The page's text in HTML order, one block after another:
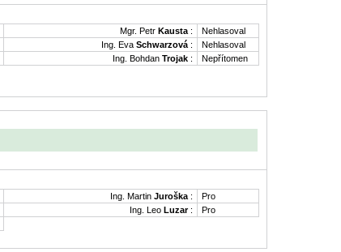
Mgr. Petr Kausta :
Nehlasoval
Ing. Eva Schwarzová :
Nehlasoval
Ing. Bohdan Trojak :
Nepřítomen
Ing. Martin Juroška :
Pro
Ing. Leo Luzar:
Pro